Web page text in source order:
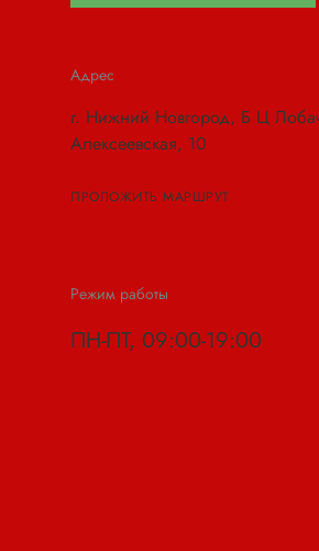
Адрес
Режим работы
г. Нижний Новгород, Б Ц
Алексеевская, 10
ПН-ПТ, 09:00-19:00
ПРОЛОЖИТЬ МАРШРУТ